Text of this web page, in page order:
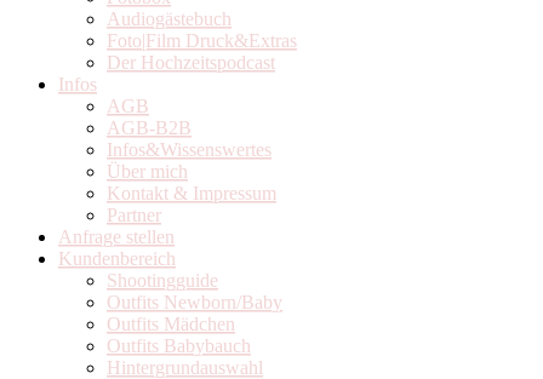
Audiogästebuch
Foto|Film Druck&Extras
Der Hochzeitspodcast
Infos
AGB
AGB-B2B
Infos&Wissenswertes
Über mich
Kontakt & Impressum
Partner
Anfrage stellen
Kundenbereich
Shootingguide
Outfits Newborn/Baby
Outfits Mädchen
Outfits Babybauch
Hintergrundauswahl